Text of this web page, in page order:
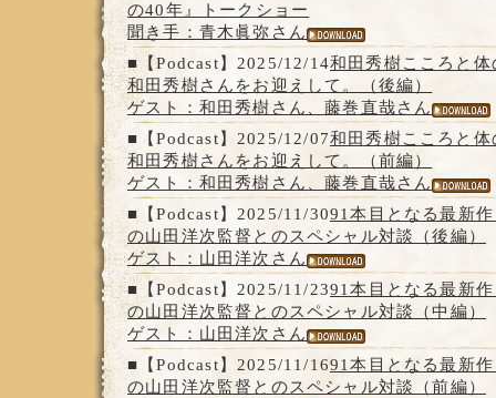
の40年』トークショー
聞き手：青木眞弥さん
■【Podcast】2025/12/14和田秀樹こころと
和田秀樹さんをお迎えして。（後編）
ゲスト：和田秀樹さん、藤巻直哉さん
■【Podcast】2025/12/07和田秀樹こころと
和田秀樹さんをお迎えして。（前編）
ゲスト：和田秀樹さん、藤巻直哉さん
■【Podcast】2025/11/3091本目となる最新
の山田洋次監督とのスペシャル対談（後編）
ゲスト：山田洋次さん
■【Podcast】2025/11/2391本目となる最新
の山田洋次監督とのスペシャル対談（中編）
ゲスト：山田洋次さん
■【Podcast】2025/11/1691本目となる最新
の山田洋次監督とのスペシャル対談（前編）